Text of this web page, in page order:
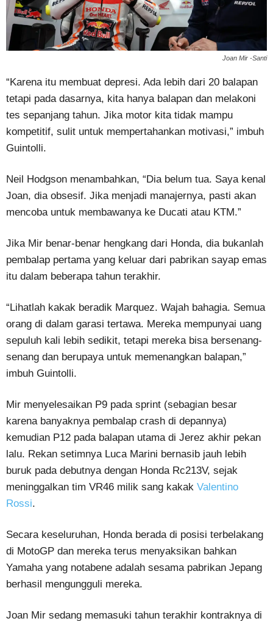
Joan Mir -Santi
“Karena itu membuat depresi. Ada lebih dari 20 balapan
tetapi pada dasarnya, kita hanya balapan dan melakoni
tes sepanjang tahun. Jika motor kita tidak mampu
kompetitif, sulit untuk mempertahankan motivasi,” imbuh
Guintolli.
Neil Hodgson menambahkan, “Dia belum tua. Saya kenal
Joan, dia obsesif. Jika menjadi manajernya, pasti akan
mencoba untuk membawanya ke Ducati atau KTM.”
Jika Mir benar-benar hengkang dari Honda, dia bukanlah
pembalap pertama yang keluar dari pabrikan sayap emas
itu dalam beberapa tahun terakhir.
“Lihatlah kakak beradik Marquez. Wajah bahagia. Semua
orang di dalam garasi tertawa. Mereka mempunyai uang
sepuluh kali lebih sedikit, tetapi mereka bisa bersenang-
senang dan berupaya untuk memenangkan balapan,”
imbuh Guintolli.
Mir menyelesaikan P9 pada sprint (sebagian besar
karena banyaknya pembalap crash di depannya)
kemudian P12 pada balapan utama di Jerez akhir pekan
lalu. Rekan setimnya Luca Marini bernasib jauh lebih
buruk pada debutnya dengan Honda Rc213V, sejak
meninggalkan tim VR46 milik sang kakak Valentino
Rossi.
Secara keseluruhan, Honda berada di posisi terbelakang
di MotoGP dan mereka terus menyaksikan bahkan
Yamaha yang notabene adalah sesama pabrikan Jepang
berhasil mengungguli mereka.
Joan Mir sedang memasuki tahun terakhir kontraknya di